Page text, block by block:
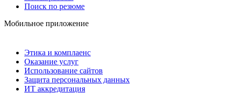
Поиск по резюме
Мобильное приложение
Этика и комплаенс
Оказание услуг
Использование сайтов
Защита персональных данных
ИТ аккредитация